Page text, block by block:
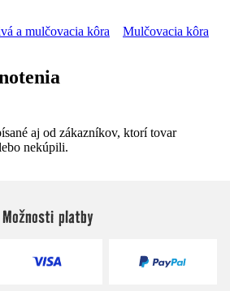
a mulčovacia kôra
Mulčovacia kôra
aj od zákazníkov, ktorí tovar
nekúpili.
Možnosti platby